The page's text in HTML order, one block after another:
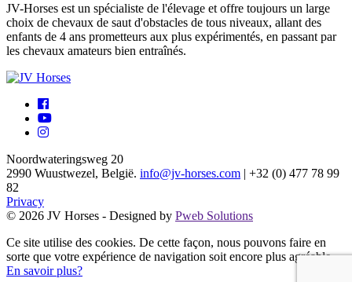
JV-Horses est un spécialiste de l'élevage et offre toujours un large
choix de chevaux de saut d'obstacles de tous niveaux, allant des
enfants de 4 ans prometteurs aux plus expérimentés, en passant par
les chevaux amateurs bien entraînés.
Noordwateringsweg 20
2990 Wuustwezel, België. info@jv-horses.com | +32 (0) 477 78 99
82
Privacy
© 2026 JV Horses - Designed by Pweb Solutions
Ce site utilise des cookies. De cette façon, nous pouvons faire en
sorte que votre expérience de navigation soit encore plus agréable.
En savoir plus?